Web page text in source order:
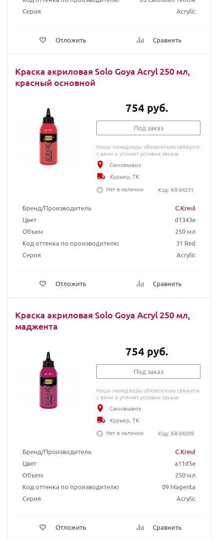
Серия
Acrylic
Отложить Сравнить
Краска акриловая Solo Goya Acryl 250 мл,
красный основной
Бренд/Производитель
C.Kreul
Цвет
d1343e
Объем
250 мл
Код оттенка по производителю
31 Red
Серия
Acrylic
Отложить Сравнить
754 руб.
Под заказ
Наши менеджеры обязательно свяжутся
с вами и уточнят условия заказа
Самовывоз
Курьер, ТК
Нет в наличии
Код: KR-84231
Краска акриловая Solo Goya Acryl 250 мл,
маджента
Бренд/Производитель
C.Kreul
Цвет
a11d5e
Объем
250 мл
Код оттенка по производителю
09 Magenta
Серия
Acrylic
Отложить Сравнить
754 руб.
Под заказ
Наши менеджеры обязательно свяжутся
с вами и уточнят условия заказа
Самовывоз
Курьер, ТК
Нет в наличии
Код: KR-84209